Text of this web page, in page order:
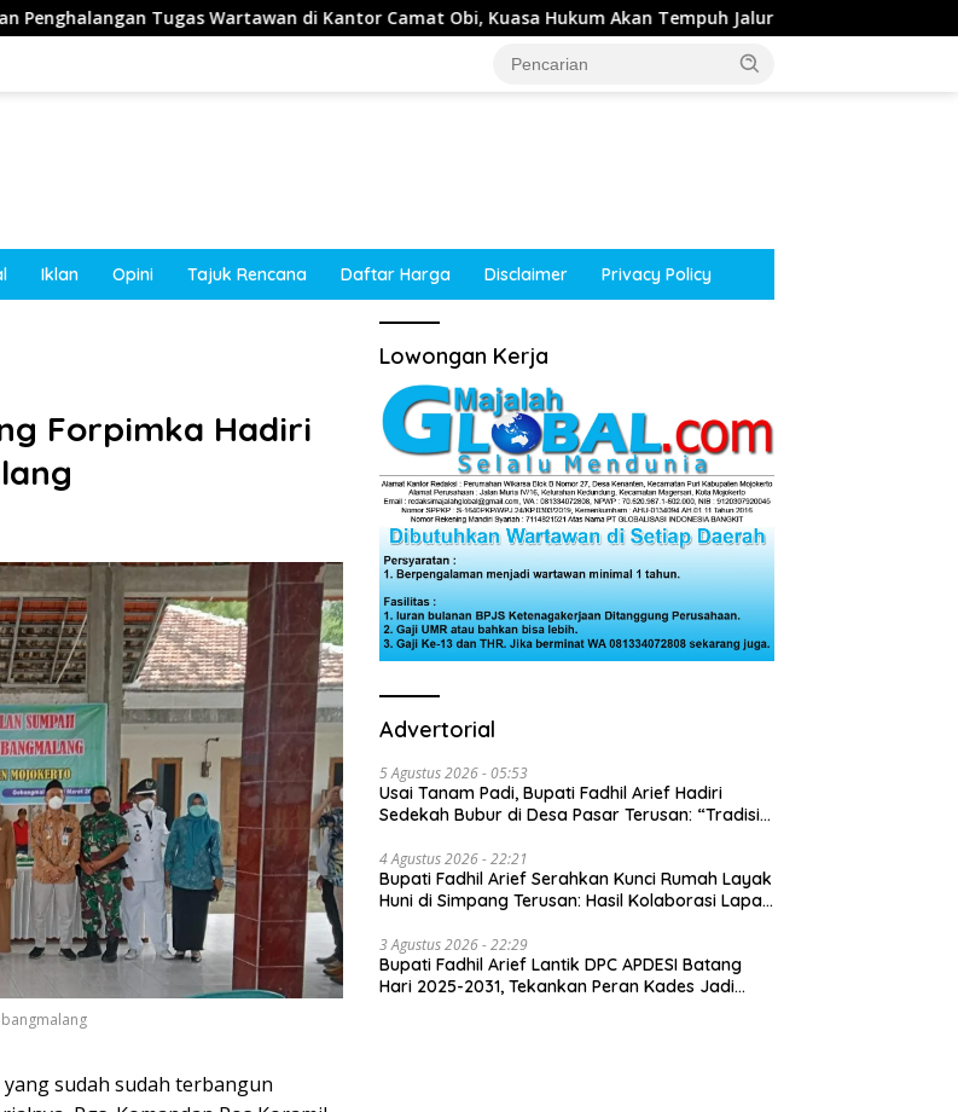
Wartawan di Kantor Camat Obi, Kuasa Hukum Akan Tempuh Jalur Hukum Kepala Desa Tempuran,
Iklan Opini Tajuk Rencana Daftar Harga Disclaimer Privacy Policy
Forpimka Hadiri
sudah sudah terbangun
Lowongan Kerja
Advertorial
5 Agustus 2026 - 05:53
Usai Tanam Padi, Bupati Fadhil Arief Hadiri
Sedekah Bubur di Desa Pasar Terusan: “Tradisi
4 Agustus 2026 - 22:21
Bupati Fadhil Arief Serahkan Kunci Rumah Layak
Huni di Simpang Terusan: Hasil Kolaborasi Lapas
3 Agustus 2026 - 22:29
Bupati Fadhil Arief Lantik DPC APDESI Batang
Hari 2025-2031, Tekankan Peran Kades Jadi